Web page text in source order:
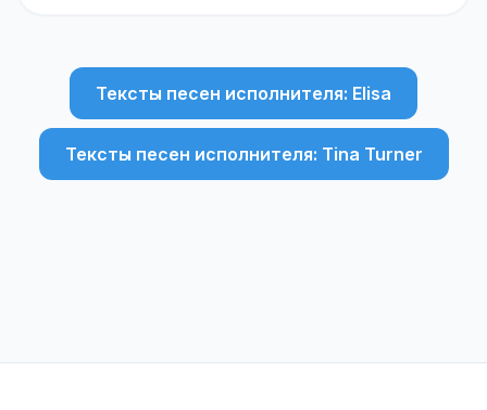
Тексты песен исполнителя: Elisa
Тексты песен исполнителя: Tina Turner